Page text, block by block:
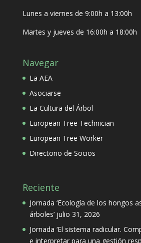
Lunes a viernes de 9:00h a 13:00h
Martes y jueves de 16:00h a 18:00h
Navegar
La AEA
Asociarse
La Cultura del Árbol
European Tree Technician
European Tree Worker
Directorio de Socios
Reciente
Jornada ‘Ecología de los hongos
árboles’ julio 31, 2026
Jornada ‘El sistema radicular.
e interpretar para una gestión